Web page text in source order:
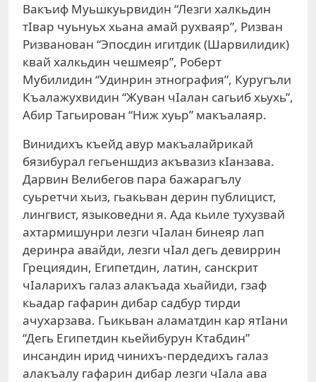
Вакъиф Муьшкуьрвидин “Лезги халкьдин
тIвар чуьнуьх хьана амай рухваяр”, Ризван
Ризванован “Эпосдин игитдик (Шарвилидик)
квай халкьдин чешмеяр”, Роберт
Мубилидин “Удинрин этнография”, Куругъли
Къалажухвидин “Жуван чIалан сагьиб хьухь”,
Абир Тагьирован “Ниж хуьр” макъалаяр.
Винидихъ къейд авур макъалайрикай
бязибурал гегьеншдиз акъвазиз кIанзава.
Дарвин Велибегов пара бажарагълу
суьретчи хьиз, гьакьван дерин публицист,
лингвист, языковедни я. Ада кьиле тухузвай
ахтармишунри лезги чIалан бинеяр лап
деринра авайди, лезги чIал дегь девиррин
Грециядин, Египетдин, латин, санскрит
чIаларихъ галаз алакъада хьайиди, гзаф
кьадар гафарин дибар садбур тирди
ачухарзава. Гьикьван аламатдин кар ятIани
“Дегь Египетдин кьейибурун Ктабдин”
инсандин ирид чинихъ-пердедихъ галаз
алакъалу гафарин дибар лезги чIала ава